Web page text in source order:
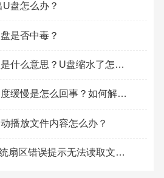
盘怎么办？
是否中毒？
U盘缩水盘是什么意思？U盘缩水了怎么复原？
U盘加载速度缓慢是怎么回事？如何解决U盘加载缓慢？
播放文件内容怎么办？
u盘写入系统扇区错误提示无法读取文件怎么办？